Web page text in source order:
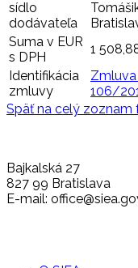
sídlo
dodávateľa
Suma v EUR
s DPH
1
Identifikácia
zmluvy
106/
Späť na celý zoznam
Bajkalská 27
827 99 Bratislava
E-mail: